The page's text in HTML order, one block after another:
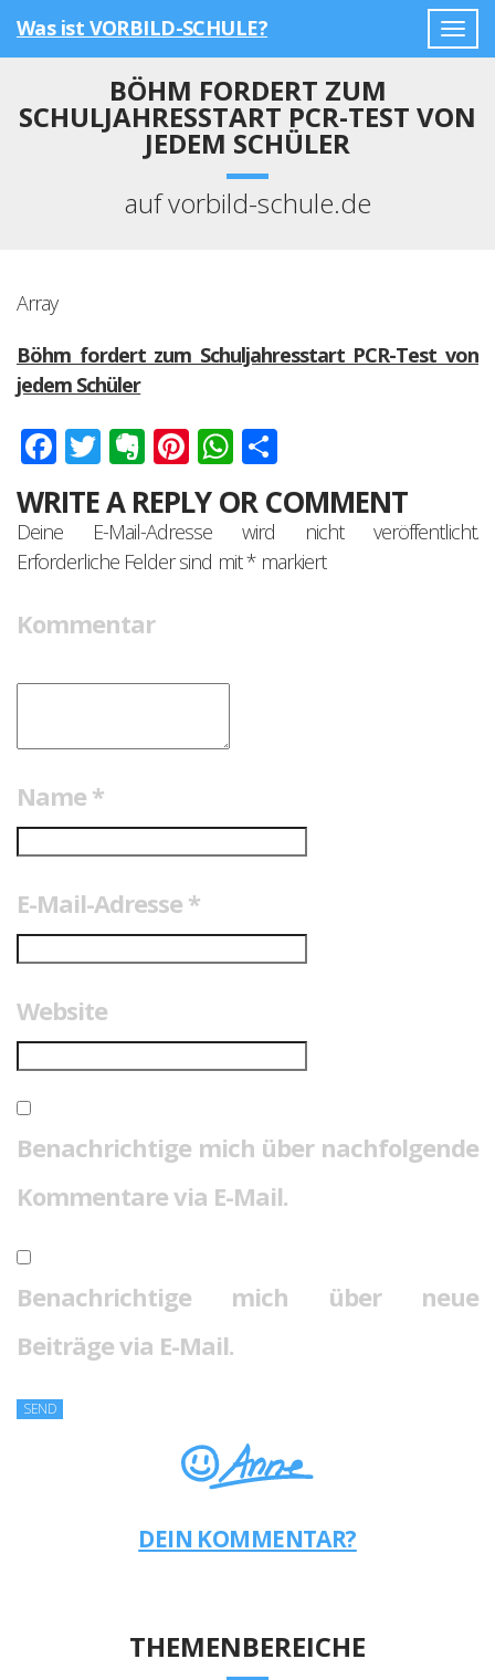
Was ist VORBILD-SCHULE?
BÖHM FORDERT ZUM
SCHULJAHRESSTART PCR-TEST VON
JEDEM SCHÜLER
auf vorbild-schule.de
Array
Böhm fordert zum Schuljahresstart PCR-Test von
jedem Schüler
Facebook
Twitter
Evernote
Pinterest
WhatsApp
WRITE A REPLY OR COMMENT
Deine E-Mail-Adresse wird nicht veröffentlicht.
Erforderliche Felder sind mit*markiert
Kommentar
Name *
E-Mail-Adresse *
Website
Benachrichtige mich über nachfolgende
Kommentare via E-Mail.
Benachrichtige mich über neue
Beiträge via E-Mail.
DEIN KOMMENTAR?
THEMENBEREICHE